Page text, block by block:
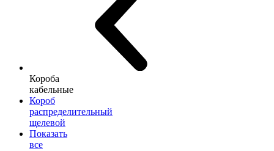
Короба
кабельные
Короб
распределительный
щелевой
Показать
все